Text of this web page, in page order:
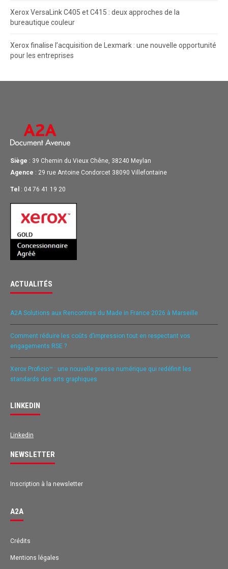
Xerox VersaLink C405 et C415 : deux approches de la
bureautique couleur
Xerox finalise l’acquisition de Lexmark : une nouvelle opportunité
pour les entreprises
Siège : 39 Chemin du Vieux Chêne, 38240 Meylan
Agence : 29 rue Antoine Condorcet 38090 Villefontaine
Tel : 04 76 41 19 20
ACTUALITÉS
A2A Solutions aux Rencontres du Made in France 2026 à Marseille
Comment réduire les coûts d’impression tout en respectant vos
engagements RSE ?
Xerox Proficio™ : une nouvelle presse numérique qui redéfinit les
standards des arts graphiques
LINKEDIN
Linkedin
NEWSLETTER
Inscription à la newsletter
A2A
Crédits
Mentions légales